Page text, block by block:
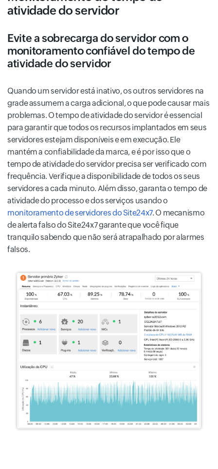
atividade do servidor
Evite a sobrecarga do servidor com o
monitoramento confiável do tempo de
atividade do servidor
Quando um servidor está inativo, os outros servidores na
grade assumem a carga adicional, o que pode causar mais
problemas. O tempo de atividade do servidor é essencial
para garantir que todos os recursos implantados em seus
servidores estejam disponíveis e em execução. Ele
mantém a confiabilidade da marca, e é por isso que o
tempo de atividade do servidor precisa ser verificado com
frequência. Verifique a disponibilidade de todos os seus
servidores a cada minuto. Além disso, garanta o tempo de
atividade do processo e dos serviços usando o
monitoramento de servidores do Site24x7. O mecanismo
de alerta falso do Site24x7 garante que você fique
tranquilo sabendo que não será atrapalhado por alarmes
falsos.